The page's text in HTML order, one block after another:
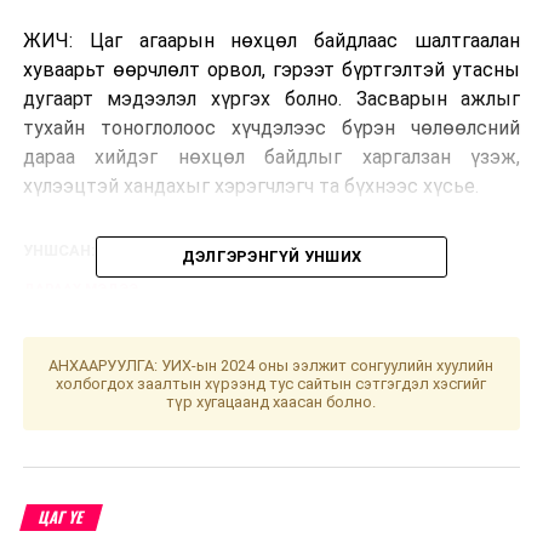
ЖИЧ: Цаг агаарын нөхцөл байдлаас шалтгаалан
хуваарьт өөрчлөлт орвол, гэрээт бүртгэлтэй утасны
дугаарт мэдээлэл хүргэх болно. Засварын ажлыг
тухайн тоноглолоос хүчдэлээс бүрэн чөлөөлсний
дараа хийдэг нөхцөл байдлыг харгалзан үзэж,
хүлээцтэй хандахыг хэрэгчлэгч та бүхнээс хүсье.
өөрчлөлт: Тэрбум мод” олон улсын чуулга уулзалт /
шууд/
Улаанбаатарт өдөртөө 22 хэм дулаан
ДЭЛГЭРЭНГҮЙ УНШИХ
АНХААРУУЛГА: УИХ-ын 2024 оны ээлжит сонгуулийн хуулийн
холбогдох заалтын хүрээнд тус сайтын сэтгэгдэл хэсгийг
түр хугацаанд хаасан болно.
ЦАГ ҮЕ